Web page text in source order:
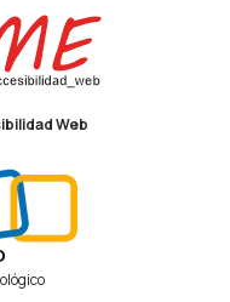
Web